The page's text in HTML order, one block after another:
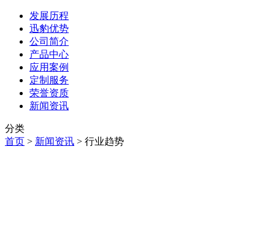
发展历程
迅豹优势
公司简介
产品中心
应用案例
定制服务
荣誉资质
新闻资讯
分类
首页 > 新闻资讯 > 行业趋势